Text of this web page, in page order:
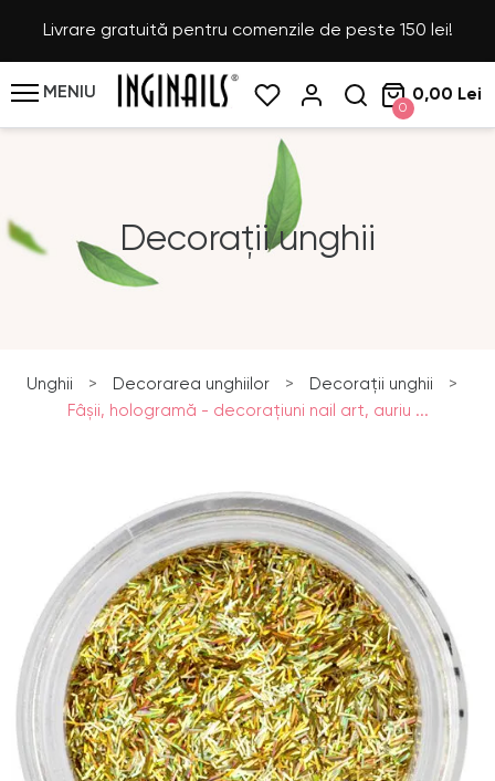
Livrare gratuită pentru comenzile de peste 150 lei!
MENIU
0
0,00 Lei
Decorații unghii
Unghii > Decorarea unghiilor > Decorații unghii
>
Fâşii, hologramă - decoraţiuni nail art, auriu ...